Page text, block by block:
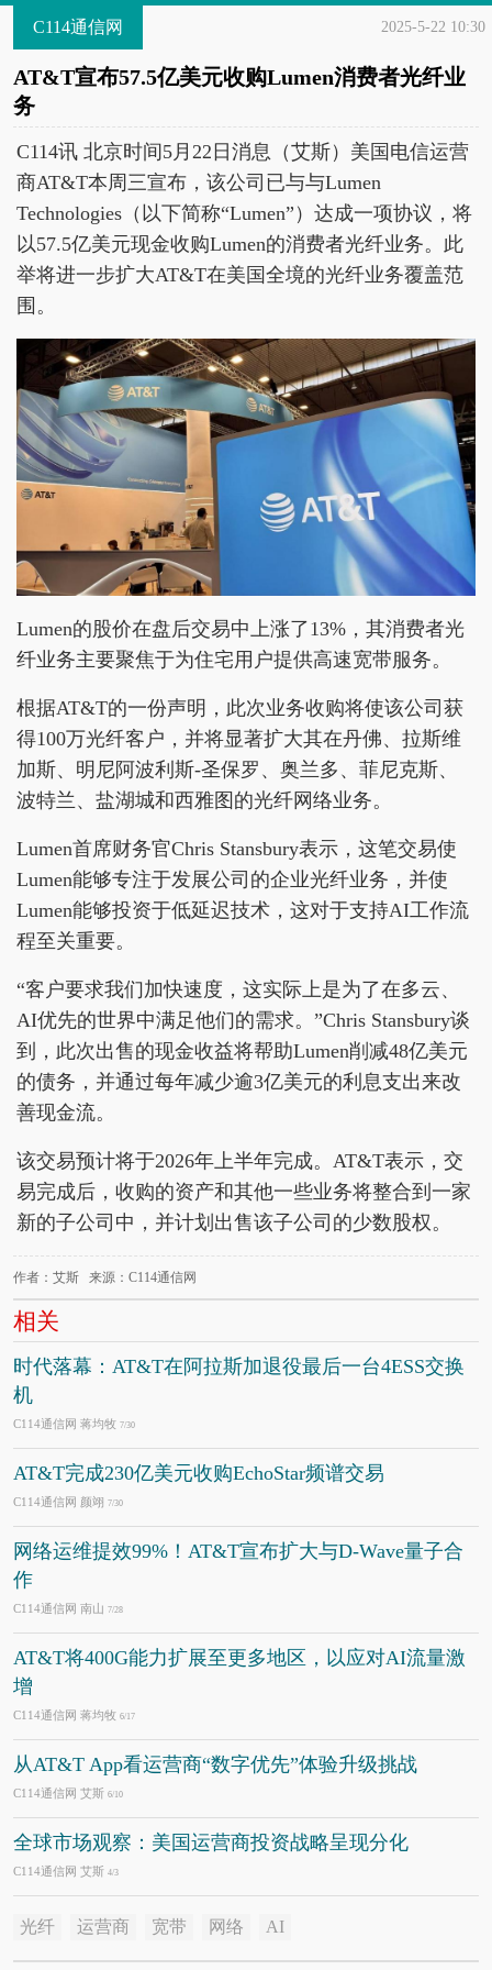
C114通信网 2025-5-22 10:30
AT&T宣布57.5亿美元收购Lumen消费者光纤业
务
C114讯 北京时间5月22日消息（艾斯）美国电信运营
商AT&T本周三宣布，该公司已与与Lumen
Technologies（以下简称“Lumen”）达成一项协议，将
以57.5亿美元现金收购Lumen的消费者光纤业务。此
举将进一步扩大AT&T在美国全境的光纤业务覆盖范
围。
Lumen的股价在盘后交易中上涨了13%，其消费者光
纤业务主要聚焦于为住宅用户提供高速宽带服务。
根据AT&T的一份声明，此次业务收购将使该公司获
得100万光纤客户，并将显著扩大其在丹佛、拉斯维
加斯、明尼阿波利斯-圣保罗、奥兰多、菲尼克斯、
波特兰、盐湖城和西雅图的光纤网络业务。
Lumen首席财务官Chris Stansbury表示，这笔交易使
Lumen能够专注于发展公司的企业光纤业务，并使
Lumen能够投资于低延迟技术，这对于支持AI工作流
程至关重要。
“客户要求我们加快速度，这实际上是为了在多云、
AI优先的世界中满足他们的需求。”Chris Stansbury谈
到，此次出售的现金收益将帮助Lumen削减48亿美元
的债务，并通过每年减少逾3亿美元的利息支出来改
善现金流。
该交易预计将于2026年上半年完成。AT&T表示，交
易完成后，收购的资产和其他一些业务将整合到一家
新的子公司中，并计划出售该子公司的少数股权。
作者：艾斯 来源：C114通信网
相关
时代落幕：AT&T在阿拉斯加退役最后一台4ESS交换
机
C114通信网 蒋均牧 7/30
AT&T完成230亿美元收购EchoStar频谱交易
C114通信网 颜翊 7/30
网络运维提效99%！AT&T宣布扩大与D-Wave量子合
作
C114通信网 南山 7/28
AT&T将400G能力扩展至更多地区，以应对AI流量激
增
C114通信网 蒋均牧 6/17
从AT&T App看运营商“数字优先”体验升级挑战
C114通信网 艾斯 6/10
全球市场观察：美国运营商投资战略呈现分化
C114通信网 艾斯 4/3
光纤 运营商 宽带 网络 AI